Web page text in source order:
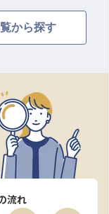
から探す
流れ